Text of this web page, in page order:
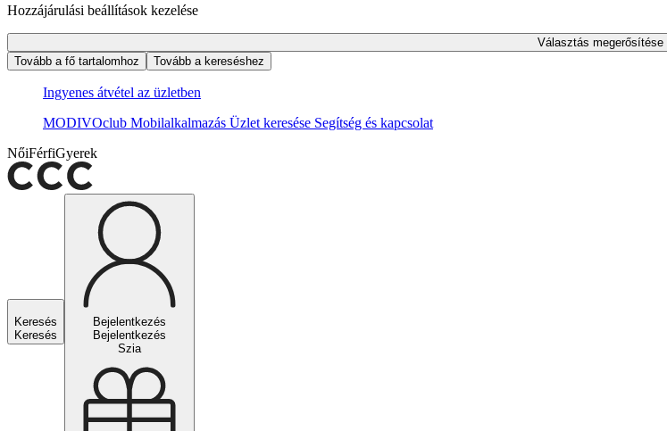
Hozzájárulási beállítások kezelése
Választás megerősítése
Tovább a fő tartalomhoz
Tovább a kereséshez
Ingyenes átvétel az üzletben
MODIVOclub Mobilalkalmazás Üzlet keresése Segítség és kapcsolat
NőiFérfiGyerek
Keresés
Keresés
Bejelentkezés
Bejelentkezés
Szia